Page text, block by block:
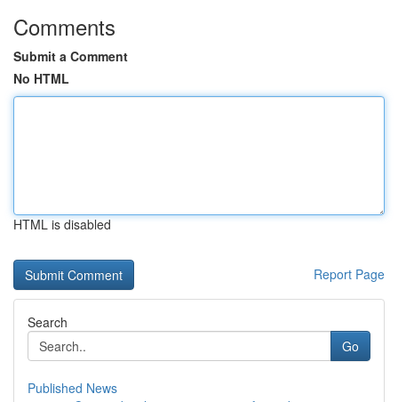
Comments
Submit a Comment
No HTML
HTML is disabled
Report Page
Search
Go
Published News